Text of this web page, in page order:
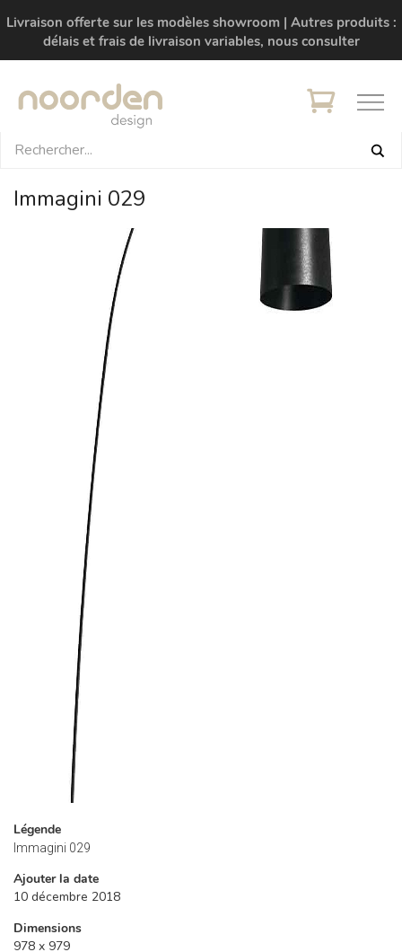
Livraison offerte sur les modèles showroom | Autres produits :
délais et frais de livraison variables, nous consulter
Immagini 029
Légende
Immagini 029
Ajouter la date
10 décembre 2018
Dimensions
978 x 979